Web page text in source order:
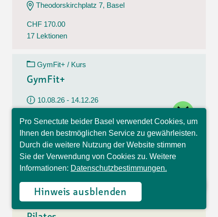
Theodorskirchplatz 7, Basel
CHF 170.00
17 Lektionen
GymFit+ / Kurs
GymFit+
10.08.26 - 14.12.26
09:30 - 10:30 Uhr
Belchenstrasse 15, Basel
CHF 170.00
17 Lektionen
Pilates / Kurs
Pro Senectute beider Basel verwendet Cookies, um
Ihnen den bestmöglichen Service zu gewährleisten.
Durch die weitere Nutzung der Website stimmen
Sie der Verwendung von Cookies zu. Weitere
Informationen: Datenschutzbestimmungen.
Hinweis ausblenden
Hallo, ich bin Sophia und
beantworte gerne Ihre
Fragen.
close